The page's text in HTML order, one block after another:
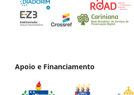
Apoio e Financiamento